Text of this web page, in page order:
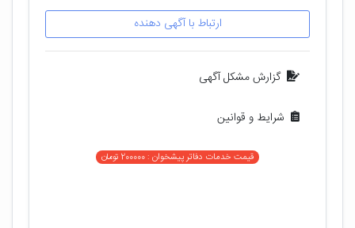
ارتباط با آگهی دهنده
گزارش مشکل آگهی
شرایط و قوانین
قیمت خدمات دفاتر پیشخوان : 200000 تومان